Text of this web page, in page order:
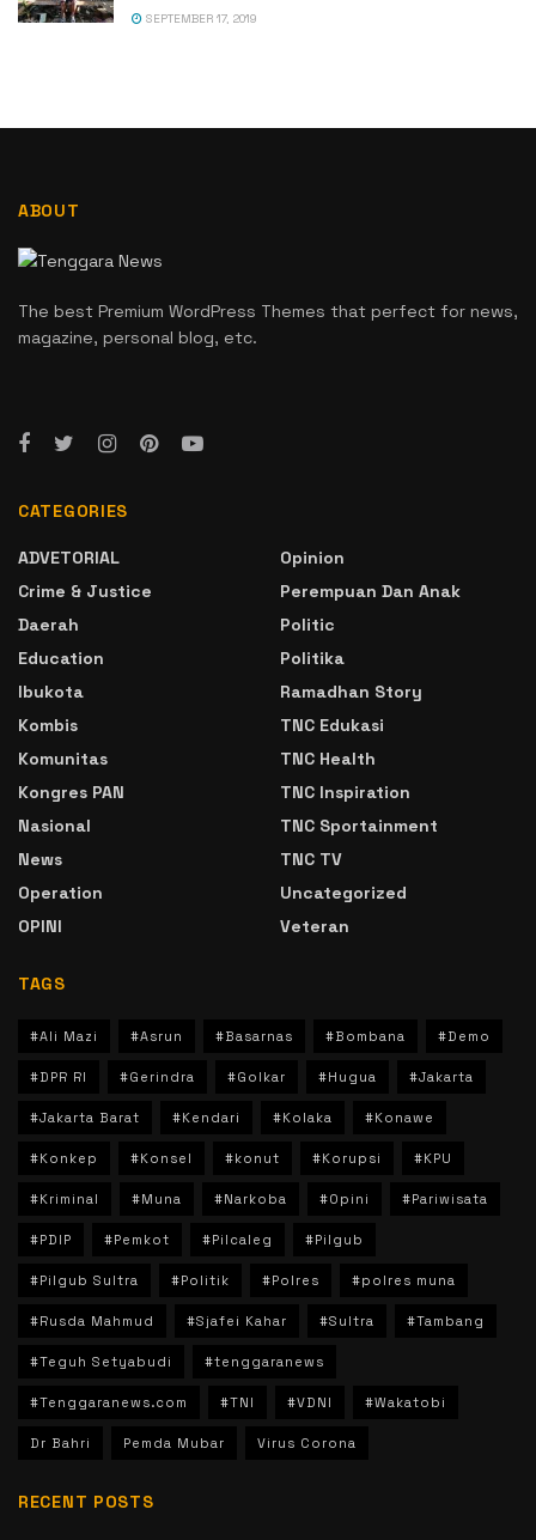
SEPTEMBER 17, 2019
ABOUT
The best Premium WordPress Themes that perfect for news,
magazine, personal blog, etc.
CATEGORIES
ADVETORIAL
Crime & Justice
Daerah
Education
Ibukota
Kombis
Komunitas
Kongres PAN
Nasional
News
Operation
OPINI
Opinion
Perempuan Dan Anak
Politic
Politika
Ramadhan Story
TNC Edukasi
TNC Health
TNC Inspiration
TNC Sportainment
TNC TV
Uncategorized
Veteran
TAGS
#Ali Mazi #Asrun #Basarnas #Bombana #Demo
#DPR RI #Gerindra #Golkar #Hugua #Jakarta
#Jakarta Barat #Kendari #Kolaka #Konawe
#Konkep #Konsel #konut #Korupsi #KPU
#Kriminal #Muna #Narkoba #Opini #Pariwisata
#PDIP #Pemkot #Pilcaleg #Pilgub
#Pilgub Sultra #Politik #Polres #polres muna
#Rusda Mahmud #Sjafei Kahar #Sultra #Tambang
#Teguh Setyabudi #tenggaranews
#Tenggaranews.com #TNI #VDNI #Wakatobi
Dr Bahri Pemda Mubar Virus Corona
RECENT POSTS